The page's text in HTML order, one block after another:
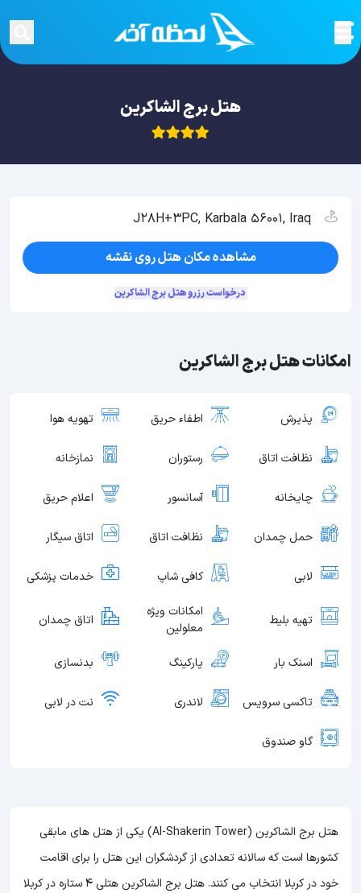
هتل برج الشاکرین
امکانات هتل برج الشاکرین
پذیرش اطفاء حریق تهویه هوا
نظافت اتاق رستوران نمازخانه
چایخانه آسانسور اعلام حریق
حمل چمدان نظافت اتاق اتاق سیگار
لابی کافی شاپ خدمات پزشکی
تهیه بلیط
امکانات ویژه
معلولین
اتاق چمدان
اسنک بار پارکینگ بدنسازی
تاکسی سرویس لاندری نت در لابی
گاو صندوق
هتل برج الشاکرین (Al-Shakerin Tower) یکی از هتل های مابقی
کشورها است که سالانه تعدادی از گردشگران این هتل را برای اقامت
خود در کربلا انتخاب می کنند. هتل برج الشاکرین هتلی 4 ستاره در کربلا
J28H+3PC, Karbala 56001, Iraq
مشاهده مکان هتل روی نقشه
درخواست رزرو هتل برج الشاکرین